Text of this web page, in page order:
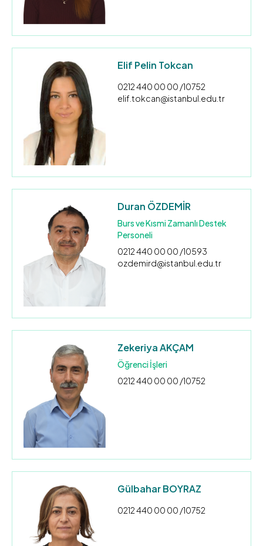
Elif Pelin Tokcan
0212 440 00 00 /10752
elif.tokcan@istanbul.edu.tr
Duran ÖZDEMİR
Burs ve Kısmi Zamanlı Destek
Personeli
0212 440 00 00 /10593
ozdemird@istanbul.edu.tr
Zekeriya AKÇAM
Öğrenci İşleri
0212 440 00 00 /10752
Gülbahar BOYRAZ
0212 440 00 00 /10752